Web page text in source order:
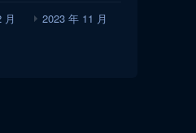
月 2023 年 11 月